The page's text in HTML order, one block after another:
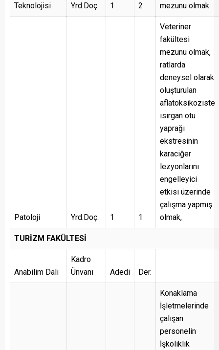
Teknolojisi
Yrd.Doç. 1 2
mezunu olmak
Patoloji Yrd.Doç. 1 1
Veteriner
fakültesi
mezunu olmak,
ratlarda
deneysel olarak
oluşturulan
aflatoksikoziste
ısırgan otu
yaprağı
ekstresinin
karaciğer
lezyonlarını
engelleyici
etkisi üzerinde
çalışma yapmış
olmak,
TURİZM FAKÜLTESİ
Anabilim Dalı
Kadro
Ünvanı
Adedi Der.
Konaklama
İşletmelerinde
çalışan
personelin
İşkoliklik